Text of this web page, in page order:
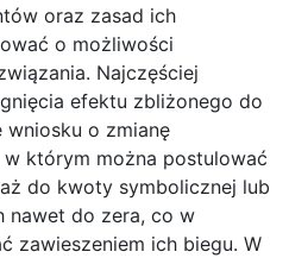
oraz zasad ich
o możliwości
Najczęściej
efektu zbliżonego do
wniosku o zmianę
którym można postulować
do kwoty symbolicznej lub
nawet do zera, co w
zawieszeniem ich biegu. W